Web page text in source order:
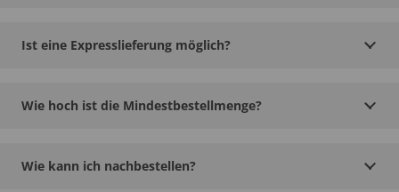
Ist eine Expresslieferung möglich?
Wie hoch ist die Mindestbestellmenge?
Wie kann ich nachbestellen?